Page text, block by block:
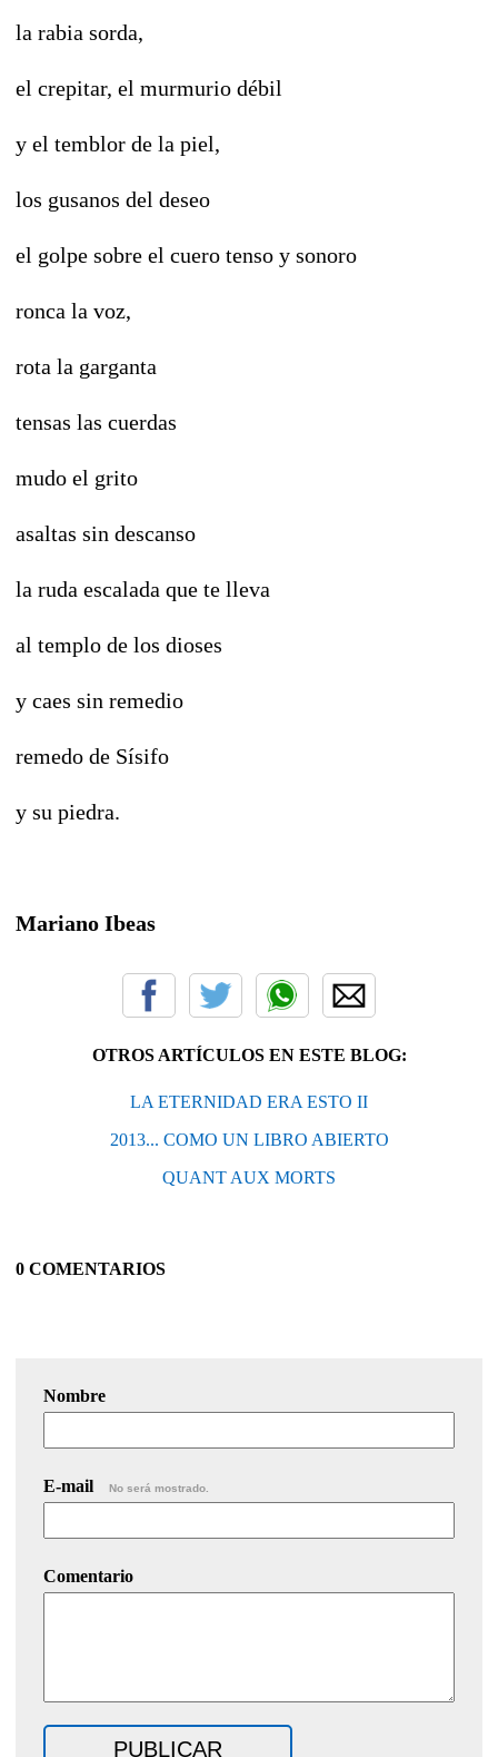
la rabia sorda,
el crepitar, el murmurio débil
y el temblor de la piel,
los gusanos del deseo
el golpe sobre el cuero tenso y sonoro
ronca la voz,
rota la garganta
tensas las cuerdas
mudo el grito
asaltas sin descanso
la ruda escalada que te lleva
al templo de los dioses
y caes sin remedio
remedo de Sísifo
y su piedra.
Mariano Ibeas
OTROS ARTÍCULOS EN ESTE BLOG:
LA ETERNIDAD ERA ESTO II
2013... COMO UN LIBRO ABIERTO
QUANT AUX MORTS
0 COMENTARIOS
Nombre
E-mail No será mostrado.
Comentario